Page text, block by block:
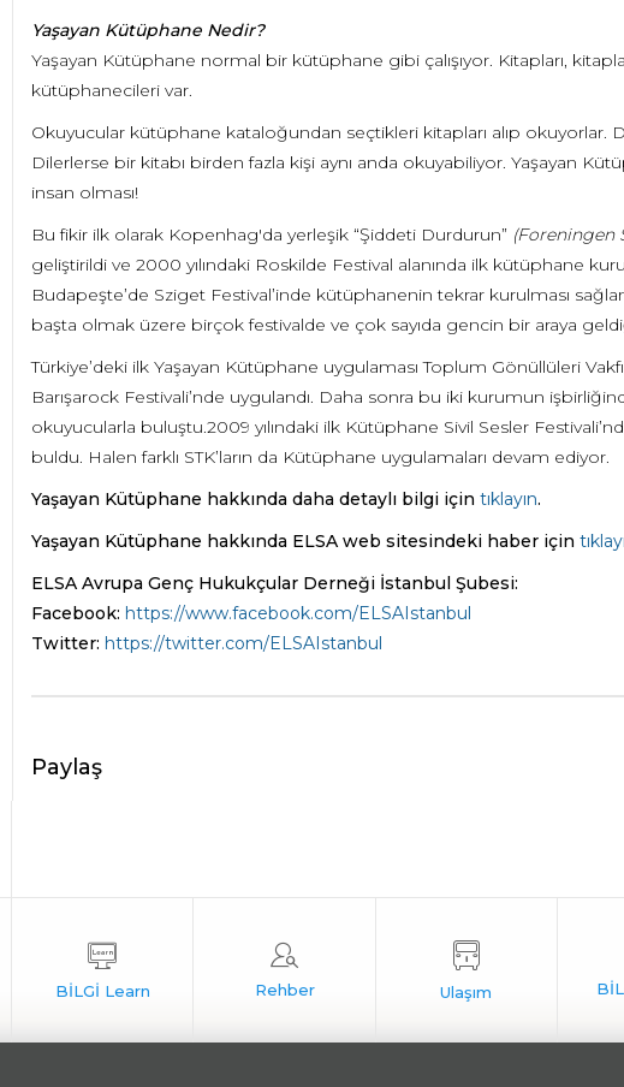
Yaşayan Kütüphane Nedir?
Yaşayan Kütüphane normal bir kütüphane gibi çalışıyor. Kitapları,
kütüphanecileri var.
Okuyucular kütüphane kataloğundan seçtikleri kitapları alıp okuyorlar.
Dilerlerse bir kitabı birden fazla kişi aynı anda okuyabiliyor. Yaşayan
insan olması!
Bu fikir ilk olarak Kopenhag'da yerleşik “Şiddeti Durdurun” (Foreningen
geliştirildi ve 2000 yılındaki Roskilde Festival alanında ilk kütüphane
Budapeşte’de Sziget Festival’inde kütüphanenin tekrar kurulması
başta olmak üzere birçok festivalde ve çok sayıda gencin bir araya
Türkiye’deki ilk Yaşayan Kütüphane uygulaması Toplum Gönüllüleri
Barışarock Festivali’nde uygulandı. Daha sonra bu iki kurumun
okuyucularla buluştu.2009 yılındaki ilk Kütüphane Sivil Sesler
buldu. Halen farklı STK’ların da Kütüphane uygulamaları devam ediyor.
Yaşayan Kütüphane hakkında daha detaylı bilgi için tıklayın.
Yaşayan Kütüphane hakkında ELSA web sitesindeki haber için
ELSA Avrupa Genç Hukukçular Derneği İstanbul Şubesi:
Facebook: https://www.facebook.com/ELSAIstanbul
Twitter: https://twitter.com/ELSAIstanbul
Paylaş